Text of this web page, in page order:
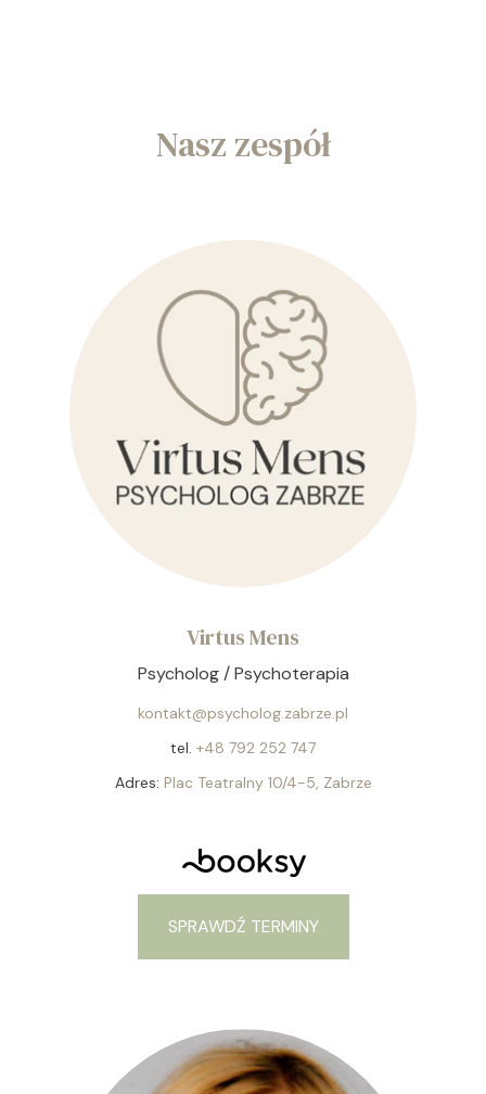
Nasz zespół
SPRAWDŹ TERMINY
Psycholog / Psychoterapia
kontakt@psycholog.zabrze.pl
tel. +48 792 252 747
Adres: Plac Teatralny 10/4-5, Zabrze
Virtus Mens